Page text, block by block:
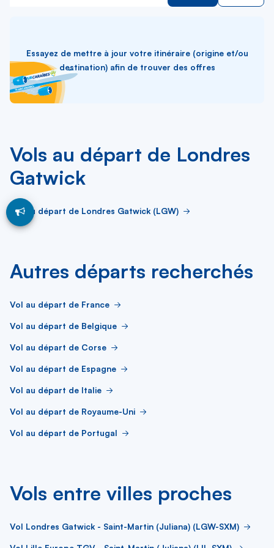
Essayez de mettre à jour votre itinéraire (origine et/ou
destination) afin de trouver des offres
Vols au départ de Londres
Gatwick
Vol au départ de Londres Gatwick (LGW)
Autres départs recherchés
Vol au départ de France
Vol au départ de Belgique
Vol au départ de Corse
Vol au départ de Espagne
Vol au départ de Italie
Vol au départ de Royaume-Uni
Vol au départ de Portugal
Vols entre villes proches
Vol Londres Gatwick - Saint-Martin (Juliana) (LGW-SXM)